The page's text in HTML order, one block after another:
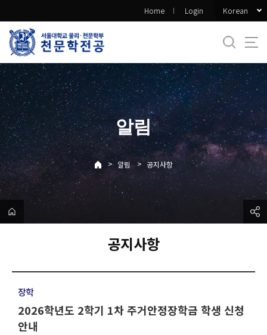
로
메
뉴
Home Login Korean
알림
> 알림 > 공지사항
공지사항
장학
2026학년도 2학기 1차 주거안정장학금 학생 신청
안내